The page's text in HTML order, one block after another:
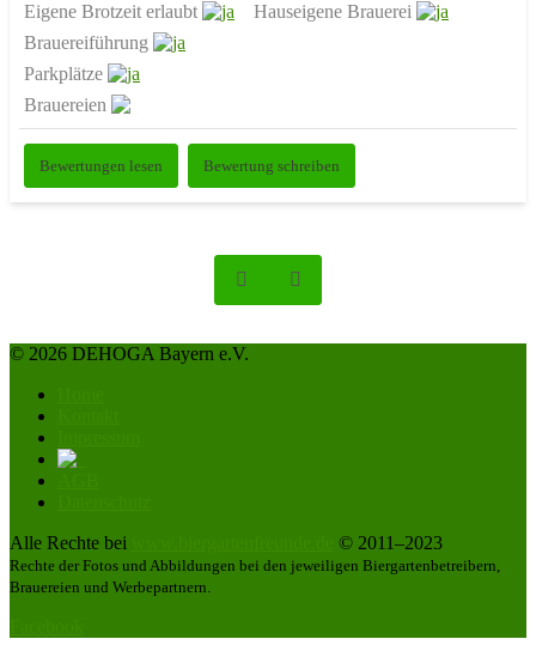
Eigene Brotzeit erlaubt
Hauseigene Brauerei
Brauereiführung
Parkplätze
Brauereien
Bewertungen lesen Bewertung schreiben
© 2026 DEHOGA Bayern e.V.
Alle Rechte bei
© 2011–2023
Rechte der Fotos und Abbildungen bei den jeweiligen Biergartenbetreibern,
Brauereien und Werbepartnern.